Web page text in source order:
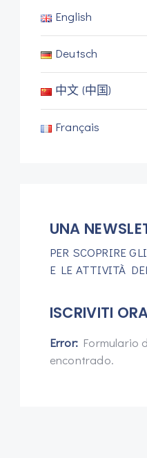
English
Deutsch
中文 (中国)
Français
UNA
PER SCOPRIRE
E LE ATTIVITÀ
ISCRIVITI
Error: Formulario
encontrado.